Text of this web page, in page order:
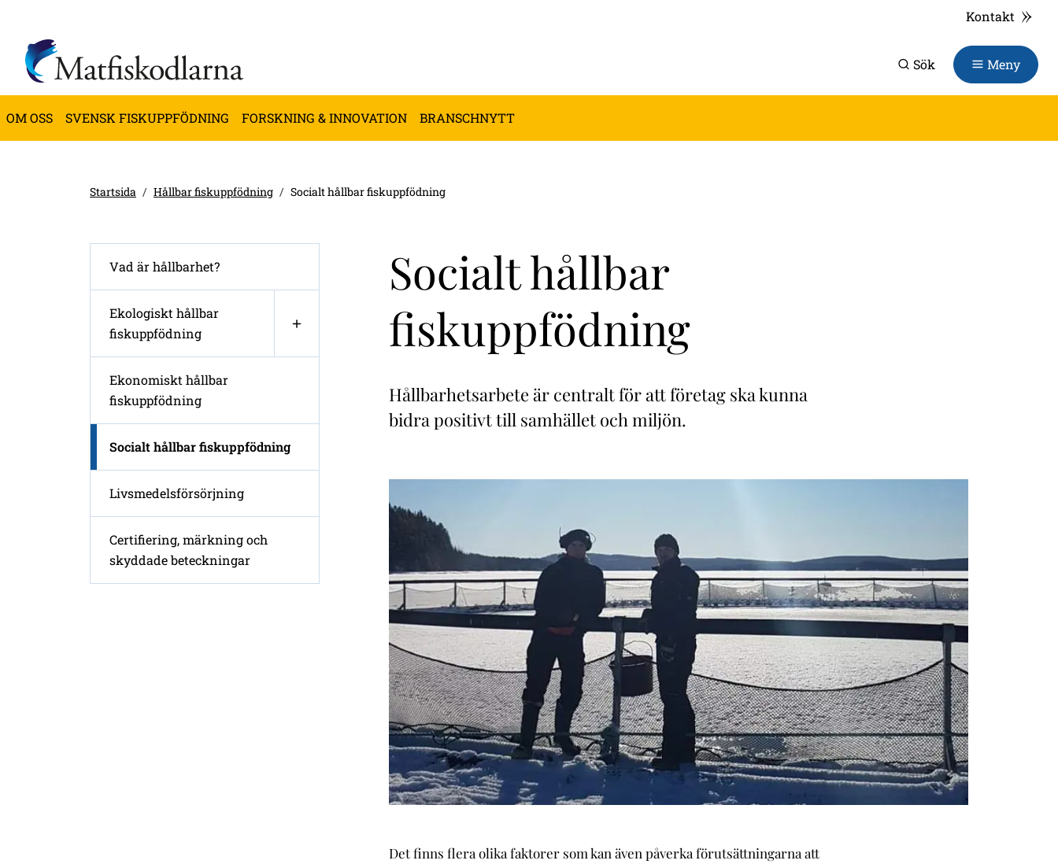
Kontakt
OM OSS SVENSK FISKUPPFÖDNING FORSKNING & INNOVATION BRANSCHNYTT
Sök Meny
Startsida Hållbar fiskuppfödning Socialt hållbar fiskuppfödning
Vad är hållbarhet?
Ekologiskt hållbar
fiskuppfödning
Öppna undermeny
Ekonomiskt hållbar
fiskuppfödning
Socialt hållbar fiskuppfödning
Livsmedelsförsörjning
Certifiering, märkning och
skyddade beteckningar
Socialt hållbar
fiskuppfödning
Hållbarhetsarbete är centralt för att företag ska kunna
bidra positivt till samhället och miljön.
Det finns flera olika faktorer som kan även påverka förutsättningarna att